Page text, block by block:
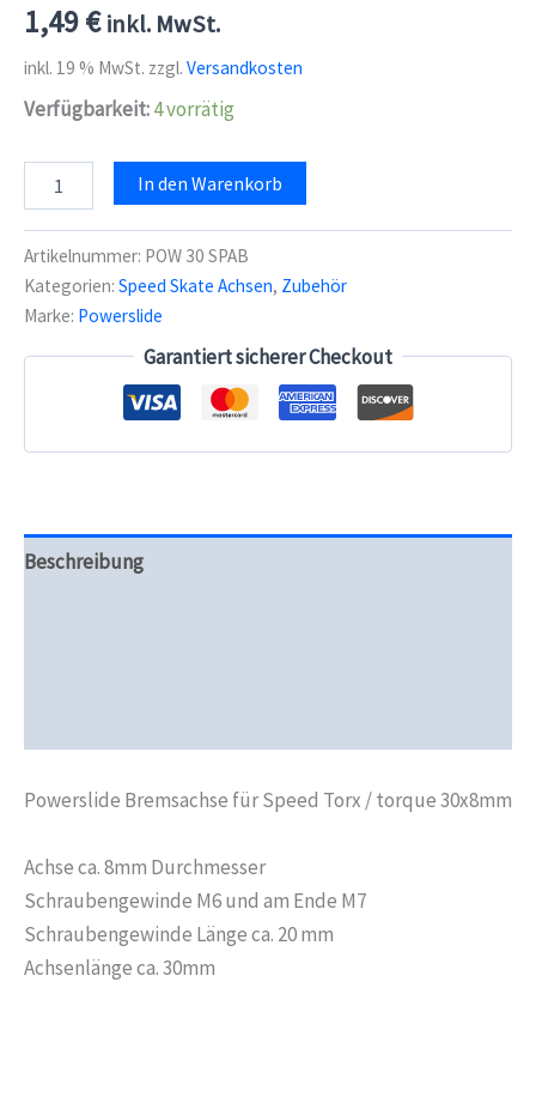
1,49€ inkl. MwSt.
inkl. 19 % MwSt. zzgl. Versandkosten
Verfügbarkeit:4 vorrätig
Bremsachse
Speed
Torx
/
torque
Menge
In den Warenkorb
Artikelnummer: POW 30 SPAB
Kategorien: Speed Skate Achsen, Zubehör
Marke: Powerslide
Garantiert sicherer Checkout
Beschreibung
Powerslide Bremsachse für Speed Torx / torque 30x8mm
Achse ca. 8mm Durchmesser
Schraubengewinde M6 und am Ende M7
Schraubengewinde Länge ca. 20 mm
Achsenlänge ca. 30mm